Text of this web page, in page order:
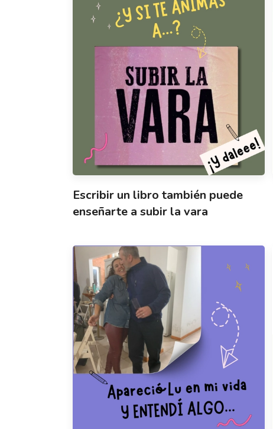
Escribir un libro también puede
enseñarte a subir la vara